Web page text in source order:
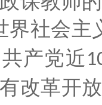
界社会主
产党近
改革开放